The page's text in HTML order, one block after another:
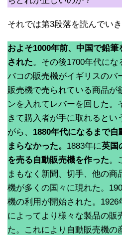
それでは第3段落を読んでいき
およそ1000年前、中国で鉛
された。その後1700年代に
バコの販売機がイギリスのバ
販売機で売られている商品が
ンを入れてレバーを回した。
きて購入者が手に取れるとい
がら、 1880年代になるまで
まらなかった。 1883年に英国
を売る自動販売機を作った。
まもなく新聞、切手、他の商
機が多くの国々に現れた。
機の利用が開始された。1926
によってより様々な製品の販
た。これにより自動販売機の